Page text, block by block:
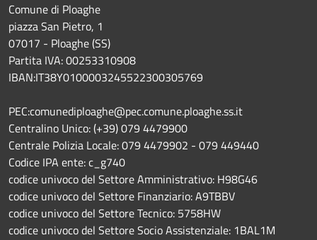
Comune di Ploaghe
piazza San Pietro, 1
07017 - Ploaghe (SS)
Partita IVA: 00253310908
IBAN:IT38Y0100003245522300305769
PEC:comunediploaghe@pec.comune.ploaghe.ss.it
Centralino Unico: (+39) 079 4479900
Centrale Polizia Locale: 079 4479902 - 079 449440
Codice IPA ente: c_g740
codice univoco del Settore Amministrativo: H98G46
codice univoco del Settore Finanziario: A9TBBV
codice univoco del Settore Tecnico: 5758HW
codice univoco del Settore Socio Assistenziale: 1BAL1M